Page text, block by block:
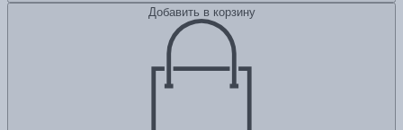
Добавить в корзину